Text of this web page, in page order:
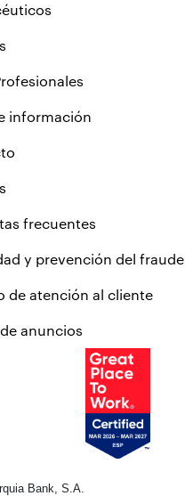
información
frecuentes
y prevención del fraude
de atención al cliente
anuncios
Bank, S.A.